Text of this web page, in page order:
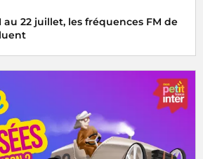
au 22 juillet, les fréquences FM de